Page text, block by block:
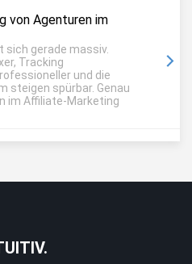
von Agenturen im
gerade massiv.
Tracking
und die
steigen spürbar. Genau
im Affiliate-Marketing